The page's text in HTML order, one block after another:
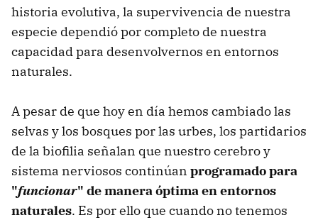
historia evolutiva, la supervivencia de nuestra
especie dependió por completo de nuestra
capacidad para desenvolvernos en entornos
naturales.
A pesar de que hoy en día hemos cambiado las
selvas y los bosques por las urbes, los partidarios
de la biofilia señalan que nuestro cerebro y
sistema nerviosos continúan programado para
"funcionar" de manera óptima en entornos
naturales. Es por ello que cuando no tenemos